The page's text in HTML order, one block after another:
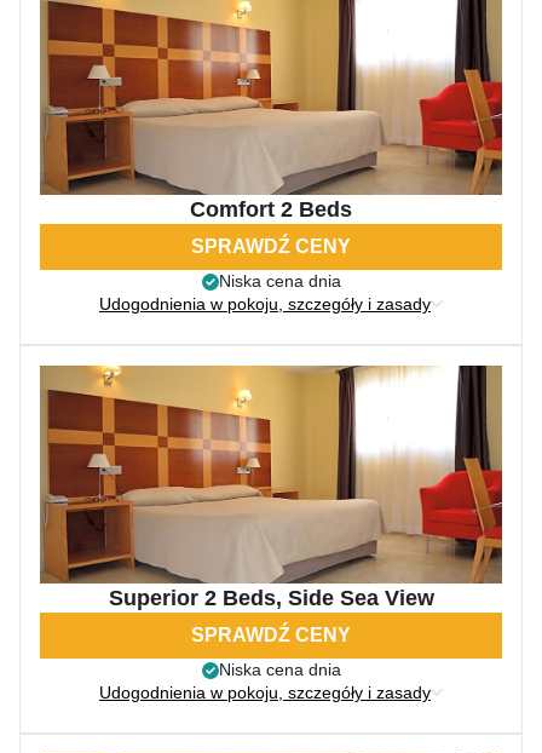
Comfort 2 Beds
SPRAWDŹ CENY
Niska cena dnia
Udogodnienia w pokoju, szczegóły i zasady
Superior 2 Beds, Side Sea View
SPRAWDŹ CENY
Niska cena dnia
Udogodnienia w pokoju, szczegóły i zasady